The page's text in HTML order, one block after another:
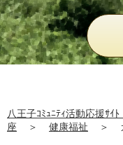
八王子ｺﾐｭﾆﾃｨ活動応援ｻ
座
＞ 健康福祉 ＞